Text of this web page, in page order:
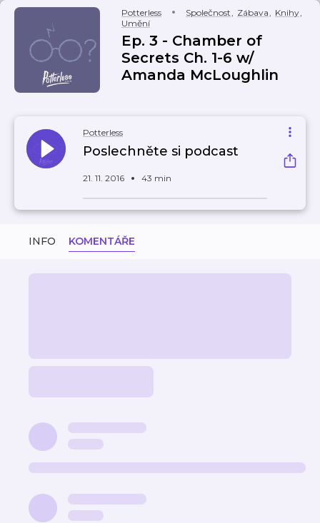
Potterless Společnost, Zábava, Knihy,
Umění
Ep. 3 - Chamber of
Secrets Ch. 1-6 w/
Amanda McLoughlin
Potterless
Poslechněte si podcast
21. 11. 2016 43 min
INFO KOMENTÁŘE